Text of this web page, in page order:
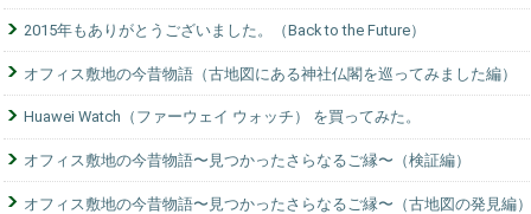
2015年もありがとうございました。（Back to the Future）
オフィス敷地の今昔物語（古地図にある神社仏閣を巡ってみました編）
Huawei Watch（ファーウェイ ウォッチ） を買ってみた。
オフィス敷地の今昔物語〜見つかったさらなるご縁〜（検証編）
オフィス敷地の今昔物語〜見つかったさらなるご縁〜（古地図の発見編）